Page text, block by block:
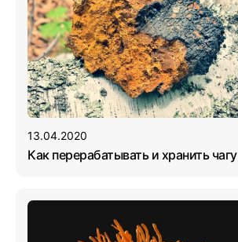
13.04.2020
Как перерабатывать и хранить чагу